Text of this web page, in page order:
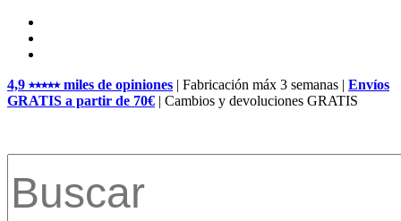
Skip
main
4,9 ⭑⭑⭑⭑⭑ miles de opiniones | Fabricación máx 3 semanas | Envíos
GRATIS a partir de 70€ | Cambios y devoluciones GRATIS